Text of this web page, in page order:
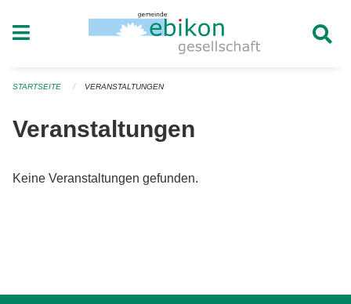
STARTSEITE VERANSTALTUNGEN
Veranstaltungen
Keine Veranstaltungen gefunden.